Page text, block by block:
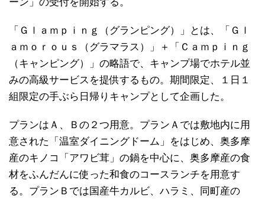
「Ｇｌａｍｐｉｎｇ（グランピング）」とは、「Ｇｌ
ａｍｏｒｏｕｓ（グラマラス）」＋「Ｃａｍｐｉｎｇ
（キャンピング）」の略語で、キャンプ場でホテル並
みの高級サービスを提供するもの。期間限定、１日１
組限定の手ぶら日帰りキャンプとして企画した。
プランはＡ、Ｂの２つ用意。プランＡでは敷地内に用
意された「温室ダイニングドーム」をはじめ、奥多摩
産のキノコ「アワビ茸」の鍋を中心に、奥多摩産の食
材をふんだんに使った和食のコースランチを用意す
る。プランＢでは国産牛カルビ、ハラミ、同町産の